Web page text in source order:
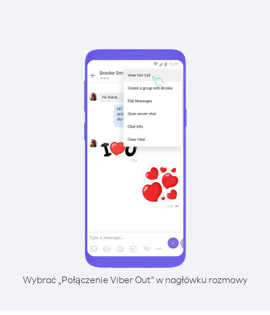
Wybrać „Połączenie Viber Out” w nagłówku rozmowy